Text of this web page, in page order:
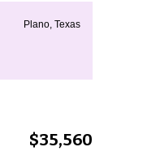
Plano, Texas
$35,560